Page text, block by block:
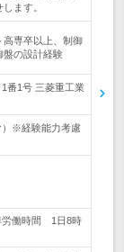
ます。
高専卒以上、制御
盤の設計経験
番1号 三菱重工業
）※経験能力考慮
労働時間 1日8時